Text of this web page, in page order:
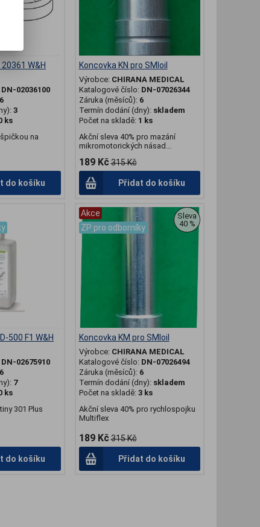
W&H
DN-02036100
6
3
ks
na
do košíku
Koncovka KN pro SMIoil
Výrobce: CHIRANA MEDICAL
Katalogové číslo: DN-07026344
Záruka (měsíců): 6
Termín dodání (dny): skladem
Počet na skladě: 1 ks
Akční sleva 40% pro mazání
mikromotorických násad...
189 Kč 315 Kč
Přidat do košíku
500 F1 W&H
DN-02675910
6
7
ks
301 Plus
do košíku
Akce
ZP pro odborníky
Sleva
40 %
Koncovka KM pro SMIoil
Výrobce: CHIRANA MEDICAL
Katalogové číslo: DN-07026494
Záruka (měsíců): 6
Termín dodání (dny): skladem
Počet na skladě: 3 ks
Akční sleva 40% pro rychlospojku
Multiflex
189 Kč 315 Kč
Přidat do košíku